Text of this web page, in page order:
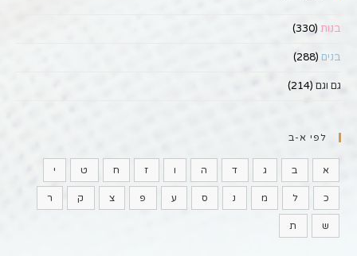
בנות (330)
בנים (288)
גם וגם (214)
לפי א-ב
א ב ג ד ה ו ז ח ט י
כ ל מ נ ס ע פ צ ק ר
ש ת